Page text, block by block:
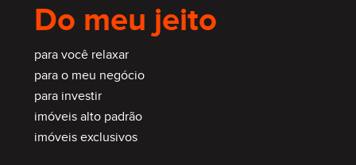
Do meu jeito
para você relaxar
para o meu negócio
para investir
imóveis alto padrão
imóveis exclusivos